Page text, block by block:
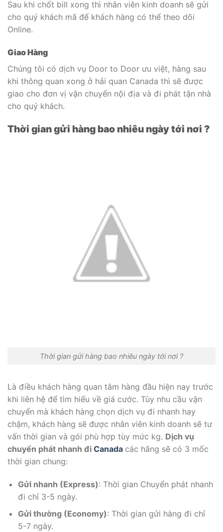
Sau khi chốt bill xong thì nhân viên kinh doanh sẽ gửi
cho quý khách mã để khách hàng có thể theo dõi
Online.
Giao Hàng
Chúng tôi có dịch vụ Door to Door ưu việt, hàng sau
khi thông quan xong ở hải quan Canada thì sẽ được
giao cho đơn vị vận chuyển nội địa và đi phát tận nhà
cho quý khách.
Thời gian gửi hàng bao nhiêu ngày tới nơi ?
Thời gian gửi hàng bao nhiêu ngày tới nơi ?
Là điều khách hàng quan tâm hàng đầu hiện nay trước
khi liên hệ để tìm hiểu về giá cước. Tùy nhu cầu vận
chuyển mà khách hàng chọn dịch vụ đi nhanh hay
chậm, khách hàng sẽ được nhân viên kinh doanh sẽ tư
vấn thời gian và gói phù hợp tùy mức kg. Dịch vụ
chuyển phát nhanh đi Canada các hãng sẽ có 3 mốc
thời gian chung:
Gửi nhanh (Express): Thời gian Chuyển phát nhanh
đi chỉ 3-5 ngày.
Gửi thường (Economy): Thời gian gửi hàng đi chỉ
5-7 ngày.